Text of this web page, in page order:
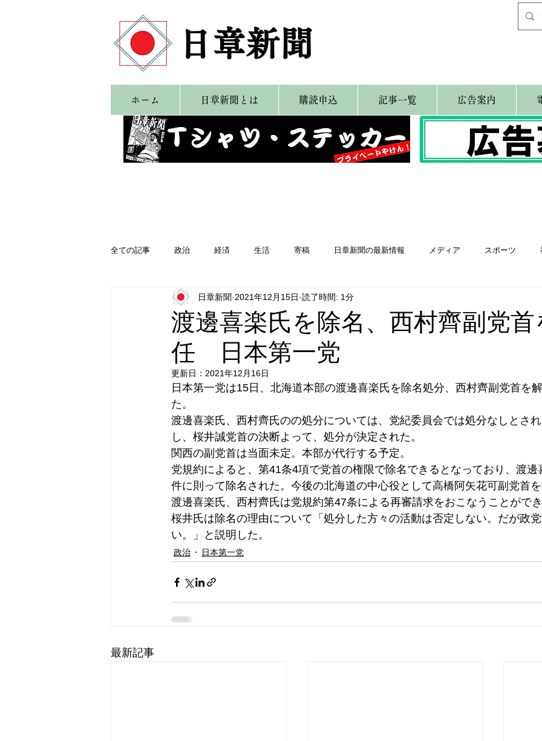
​日章新聞
ホーム 日章新聞とは 購読申込 記事一覧 広告案内
全ての記事 政治 経済 生活 寄稿 日章新聞の最新情報 メディア スポーツ
日本第一党 日本派保守同盟 はやぶさ党 自民党
渡邊喜楽氏を除名、西村齊副党首
任 日本第一党
日章新聞 2021年12月15日 読了時間: 1分
更新日： 2021年12月16日
日本第一党は15日、北海道本部の渡邊喜楽氏を除名処分、西村齊副党首を
た。
渡邊喜楽氏、西村齊氏のの処分については、党紀委員会では処分なしとさ
し、桜井誠党首の決断よって、処分が決定された。
関西の副党首は当面未定。本部が代行する予定。
党規約によると、第41条4項で党首の権限で除名できるとなっており、渡邊
件に則って除名された。今後の北海道の中心役として高橋阿矢花可副党首を
渡邊喜楽氏、西村齊氏は党規約第47条による再審請求をおこなうことができ
桜井氏は除名の理由について「処分した方々の活動は否定しない。だが政
い。」と説明した。
政治 日本第一党
最新記事